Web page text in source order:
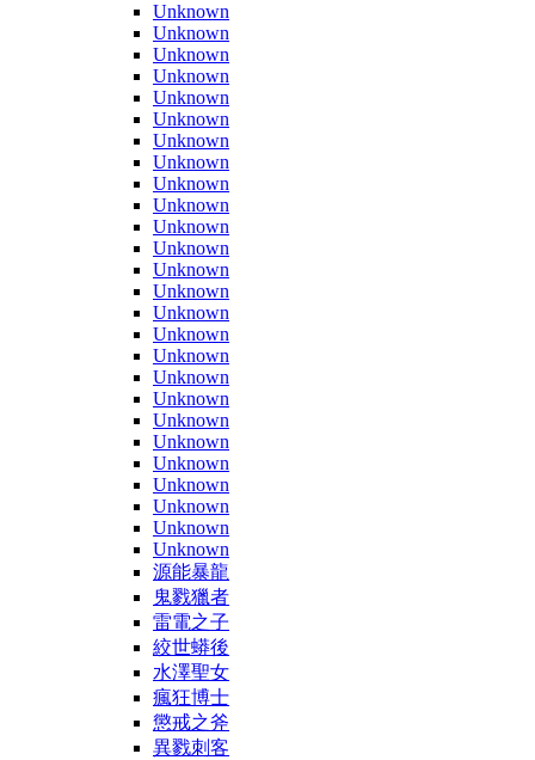
Unknown
Unknown
Unknown
Unknown
Unknown
Unknown
Unknown
Unknown
Unknown
Unknown
Unknown
Unknown
Unknown
Unknown
Unknown
Unknown
Unknown
Unknown
Unknown
Unknown
Unknown
Unknown
Unknown
Unknown
Unknown
Unknown
源能暴龍
鬼戮獵者
雷電之子
絞世蟒後
水澤聖女
瘋狂博士
懲戒之斧
異戮刺客